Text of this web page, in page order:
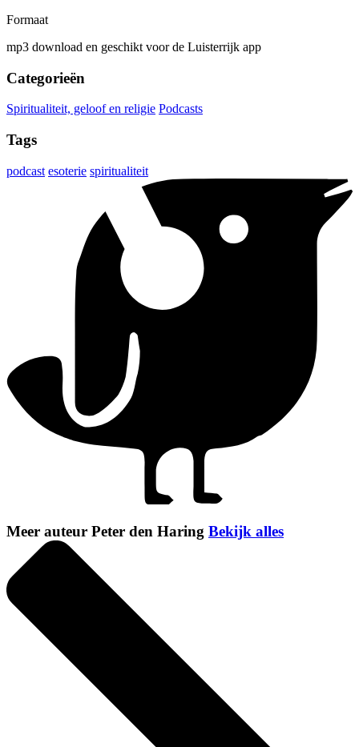
Formaat
mp3 download en geschikt voor de Luisterrijk app
Categorieën
Spiritualiteit, geloof en religie Podcasts
Tags
podcast esoterie spiritualiteit
Meer auteur Peter den Haring Bekijk alles